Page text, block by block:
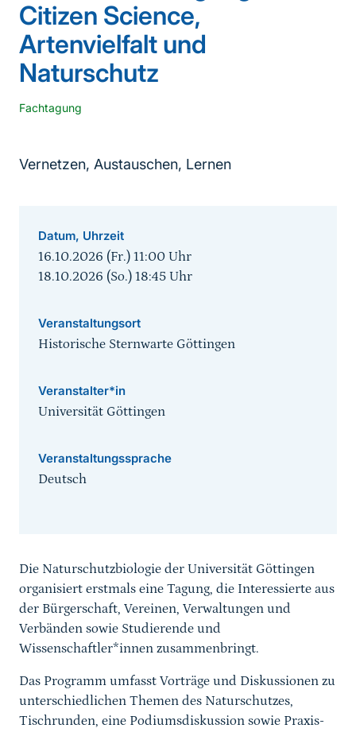
Citizen Science,
Artenvielfalt und
Naturschutz
Fachtagung
Vernetzen, Austauschen, Lernen
Datum, Uhrzeit
16.10.2026 (Fr.) 11:00 Uhr
18.10.2026 (So.) 18:45 Uhr
Veranstaltungsort
Historische Sternwarte Göttingen
Veranstalter*in
Universität Göttingen
Veranstaltungssprache
Deutsch
Die Naturschutzbiologie der Universität Göttingen
organisiert erstmals eine Tagung, die Interessierte aus
der Bürgerschaft, Vereinen, Verwaltungen und
Verbänden sowie Studierende und
Wissenschaftler*innen zusammenbringt.
Das Programm umfasst Vorträge und Diskussionen zu
unterschiedlichen Themen des Naturschutzes,
Tischrunden, eine Podiumsdiskussion sowie Praxis-